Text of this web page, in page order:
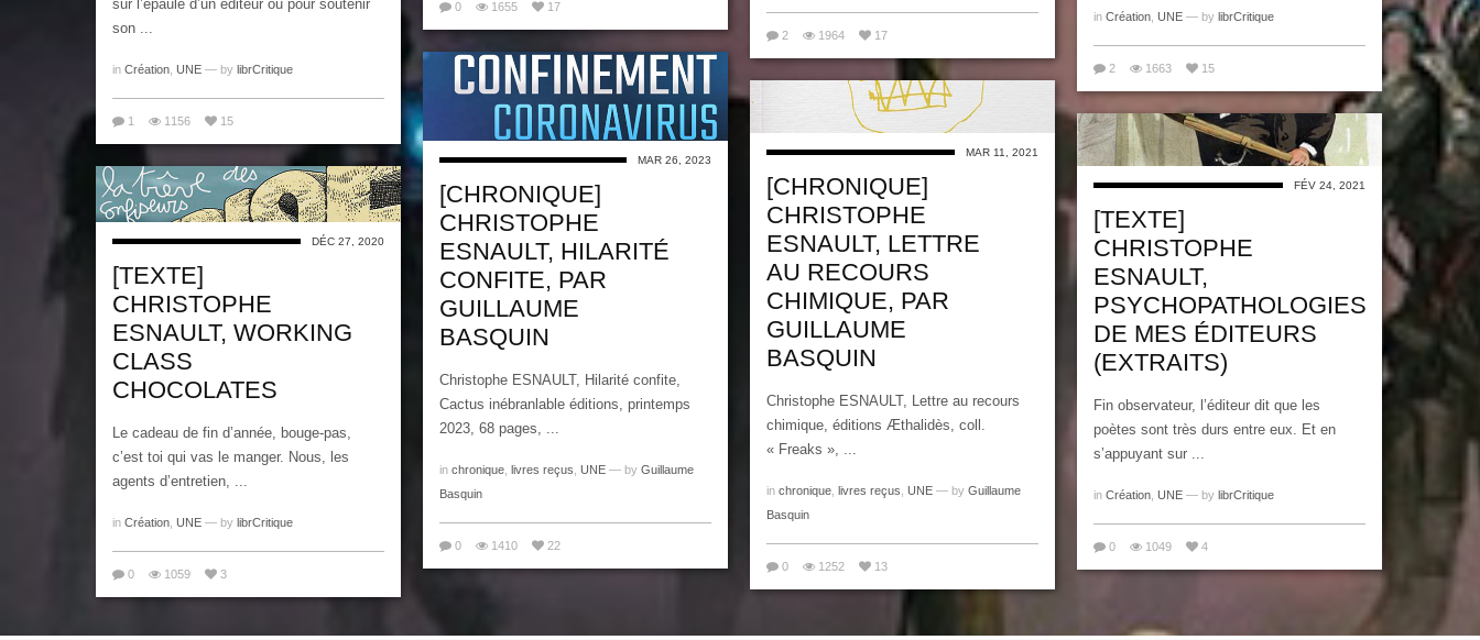
in Création UNE — by librCritique
2 1663 15
sur l’épaule d’un éditeur ou pour soutenir
son ...
in Création UNE — by librCritique
1 1156 15
0 1655 17
2 1964 17
MAR 26, 2023
[CHRONIQUE]
CHRISTOPHE
ESNAULT, HILARITÉ
CONFITE, PAR
GUILLAUME
BASQUIN
Christophe ESNAULT, Hilarité confite,
Cactus inébranlable éditions, printemps
2023, 68 pages, ...
in chronique livres reçus UNE — by Guillaume
Basquin
0 1410 22
MAR 11, 2021
[CHRONIQUE]
CHRISTOPHE
ESNAULT, LETTRE
AU RECOURS
CHIMIQUE, PAR
GUILLAUME
BASQUIN
Christophe ESNAULT, Lettre au recours
chimique, éditions Æthalidès, coll.
« Freaks », ...
in chronique livres reçus UNE — by Guillaume
Basquin
0 1252 13
FÉV 24, 2021
[TEXTE]
CHRISTOPHE
ESNAULT,
PSYCHOPATHOLOGIES
DE MES ÉDITEURS
(EXTRAITS)
Fin observateur, l’éditeur dit que les
poètes sont très durs entre eux. Et en
s’appuyant sur ...
in Création UNE — by librCritique
0 1049 4
DÉC 27, 2020
[TEXTE]
CHRISTOPHE
ESNAULT, WORKING
CLASS
CHOCOLATES
Le cadeau de fin d’année, bouge-pas,
c’est toi qui vas le manger. Nous, les
agents d’entretien, ...
in Création UNE — by librCritique
0 1059 3